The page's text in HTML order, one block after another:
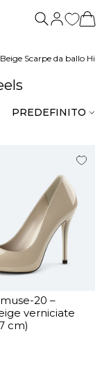
Beige Scarpe da ballo
PREDEFINITO
20 –
verniciate
cm)